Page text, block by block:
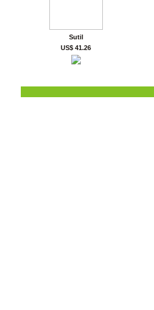
Sutil
US$ 41.26